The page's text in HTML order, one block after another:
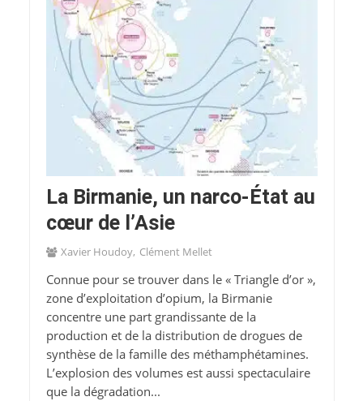
La Birmanie, un narco-État au
cœur de l’Asie
Xavier Houdoy Clément Mellet
Connue pour se trouver dans le « Triangle d’or »,
zone d’exploitation d’opium, la Birmanie
concentre une part grandissante de la
production et de la distribution de drogues de
synthèse de la famille des méthamphétamines.
L’explosion des volumes est aussi spectaculaire
que la dégradation...